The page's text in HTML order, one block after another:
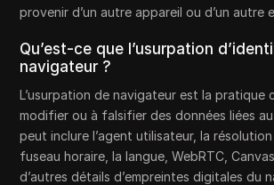
provenir d’un autre appareil ou d’un autre
Qu’est-ce que l’usurpation
navigateur ?
L’usurpation de navigateur est la pratique
modifier ou à falsifier des données liées
peut inclure l’agent utilisateur, la résolution
fuseau horaire, la langue, WebRTC,
d’autres détails d’empreintes digitales du